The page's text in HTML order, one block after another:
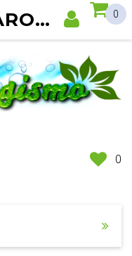
0
0
LIMNOPHILA AROMATICA